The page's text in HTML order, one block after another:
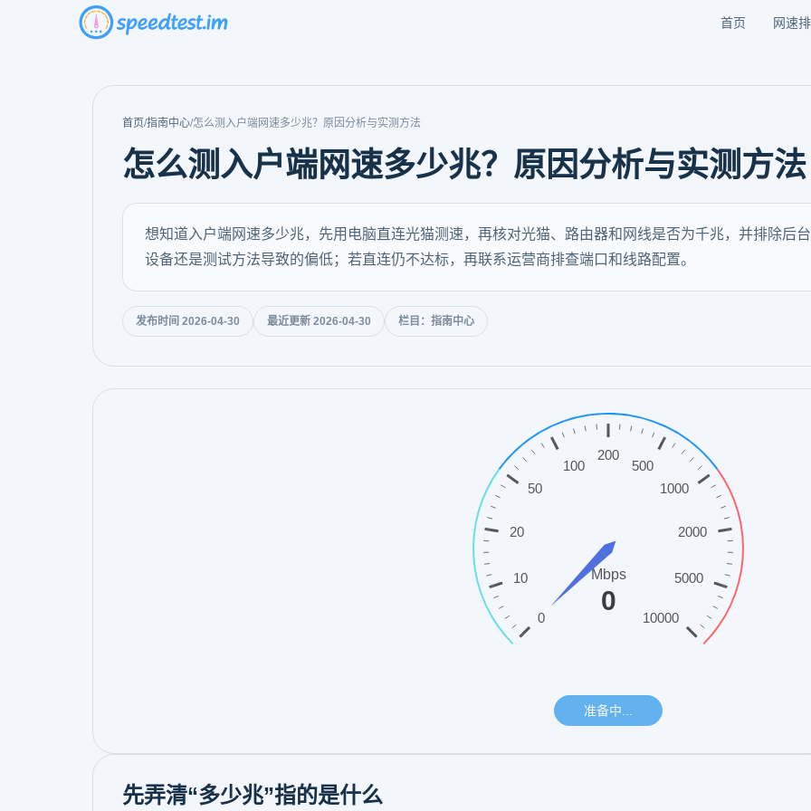
首页 网速
首页/指南中心/怎么测入户端网速多少兆？原因分析与实测方法
怎么测入户端网速多少兆？原因分析与实测方法
想知道入户端网速多少兆，先用电脑直连光猫测速，再核对光猫、路由器和网线是否为千兆，并排除后
设备还是测试方法导致的偏低；若直连仍不达标，再联系运营商排查端口和线路配置。
发布时间 2026-04-30 最近更新 2026-04-30 栏目：指南中心
先弄清“多少兆”指的是什么